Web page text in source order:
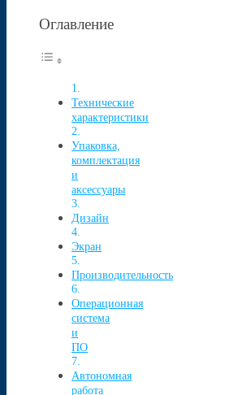
Оглавление
Технические
характеристики
Упаковка,
комплектация
и
аксессуары
Дизайн
Экран
Производительность
Операционная
система
и
ПО
Автономная
работа